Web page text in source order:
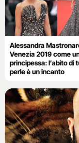
Alessandra
Venezia 2019 come
principessa: l’abito di
perle è un incanto